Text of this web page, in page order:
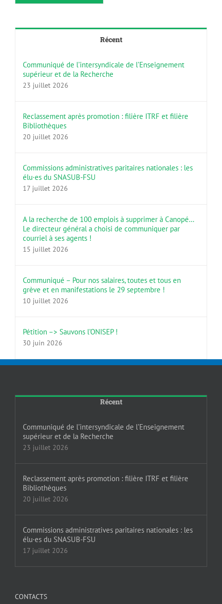
Récent
Communiqué de l’intersyndicale de l’Enseignement
supérieur et de la Recherche
23 juillet 2026
Reclassement après promotion : filière ITRF et filière
Bibliothèques
20 juillet 2026
Commissions administratives paritaires nationales : les
élu·es du SNASUB-FSU
17 juillet 2026
A la recherche de 100 emplois à supprimer à Canopé…
Le directeur général a choisi de communiquer par
courriel à ses agents !
15 juillet 2026
Communiqué – Pour nos salaires, toutes et tous en
grève et en manifestations le 29 septembre !
10 juillet 2026
Pétition –> Sauvons l’ONISEP !
30 juin 2026
Récent
Communiqué de l’intersyndicale de l’Enseignement
supérieur et de la Recherche
23 juillet 2026
Reclassement après promotion : filière ITRF et filière
Bibliothèques
20 juillet 2026
Commissions administratives paritaires nationales : les
élu·es du SNASUB-FSU
17 juillet 2026
CONTACTS